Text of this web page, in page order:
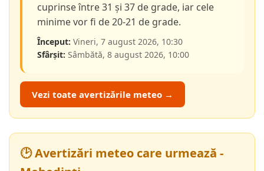
cuprinse între 31 și 37 de grade, iar cele
minime vor fi de 20-21 de grade.
Început: Vineri, 7 august 2026, 10:30
Sfârșit: Sâmbătă, 8 august 2026, 10:00
Vezi toate avertizările meteo →
🕑 Avertizări meteo care urmează -